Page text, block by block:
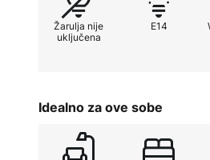
Značajke
- 3
Žarulja nije
uključena
E14
Idealno za ove sobe